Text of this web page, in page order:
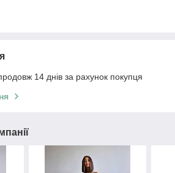
14 днів за рахунок покупця